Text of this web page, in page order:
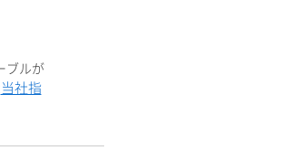
ブルが
当社指